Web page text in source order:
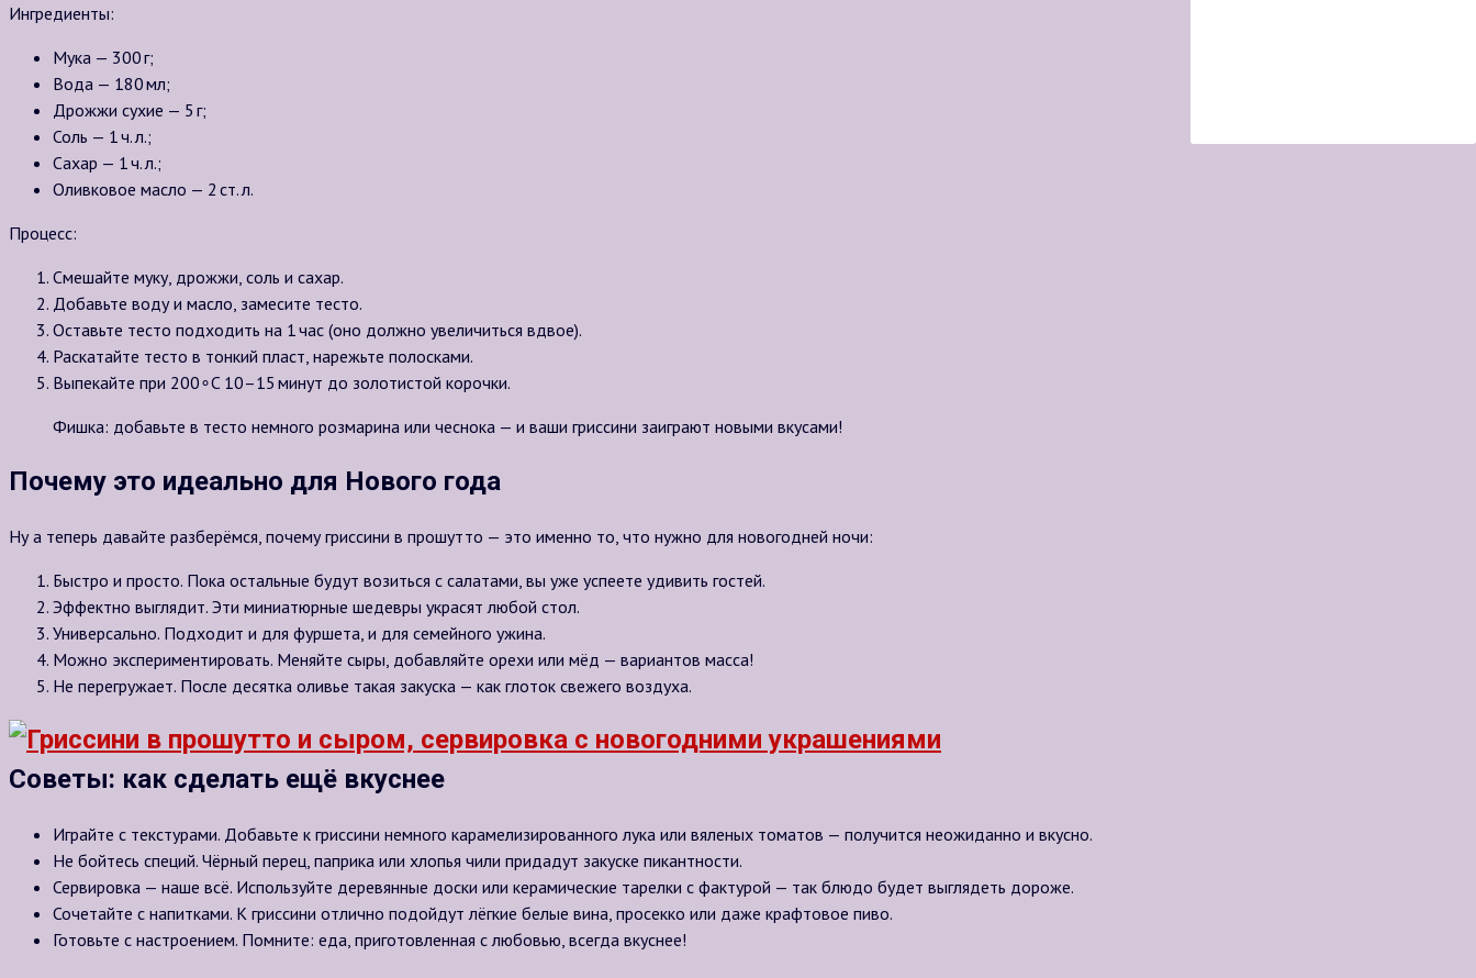
Ингредиенты:
Мука — 300 г;
Вода — 180 мл;
Дрожжи сухие — 5 г;
Соль — 1 ч. л.;
Сахар — 1 ч. л.;
Оливковое масло — 2 ст. л.
Процесс:
Смешайте муку, дрожжи, соль и сахар.
Добавьте воду и масло, замесите тесто.
Оставьте тесто подходить на 1 час (оно должно увеличиться вдвое).
Раскатайте тесто в тонкий пласт, нарежьте полосками.
Выпекайте при 200∘C 10–15 минут до золотистой корочки.
Фишка: добавьте в тесто немного розмарина или чеснока — и ваши гриссини заиграют новыми вкусами!
Почему это идеально для Нового года
Ну а теперь давайте разберёмся, почему гриссини в прошутто — это именно то, что нужно для новогодней ночи:
Быстро и просто. Пока остальные будут возиться с салатами, вы уже успеете удивить гостей.
Эффектно выглядит. Эти миниатюрные шедевры украсят любой стол.
Универсально. Подходит и для фуршета, и для семейного ужина.
Можно экспериментировать. Меняйте сыры, добавляйте орехи или мёд — вариантов масса!
Не перегружает. После десятка оливье такая закуска — как глоток свежего воздуха.
Советы: как сделать ещё вкуснее
Играйте с текстурами. Добавьте к гриссини немного карамелизированного лука или вяленых томатов — получится неожиданно и вкусно.
Не бойтесь специй. Чёрный перец, паприка или хлопья чили придадут закуске пикантности.
Сервировка — наше всё. Используйте деревянные доски или керамические тарелки с фактурой — так блюдо будет выглядеть дороже.
Сочетайте с напитками. К гриссини отлично подойдут лёгкие белые вина, просекко или даже крафтовое пиво.
Готовьте с настроением. Помните: еда, приготовленная с любовью, всегда вкуснее!